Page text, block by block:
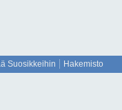
Suosikkeihin Hakemisto